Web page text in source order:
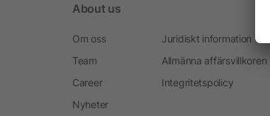
About us
Om oss
Team
Career
Nyheter
Juridiskt information
Allmänna affärsvillkoren
Integritetspolicy